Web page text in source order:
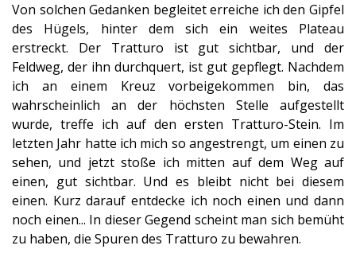
Von solchen Gedanken begleitet erreiche ich den Gipfel
des Hügels, hinter dem sich ein weites Plateau
erstreckt. Der Tratturo ist gut sichtbar, und der
Feldweg, der ihn durchquert, ist gut gepflegt. Nachdem
ich an einem Kreuz vorbeigekommen bin, das
wahrscheinlich an der höchsten Stelle aufgestellt
wurde, treffe ich auf den ersten Tratturo-Stein. Im
letzten Jahr hatte ich mich so angestrengt, um einen zu
sehen, und jetzt stoße ich mitten auf dem Weg auf
einen, gut sichtbar. Und es bleibt nicht bei diesem
einen. Kurz darauf entdecke ich noch einen und dann
noch einen... In dieser Gegend scheint man sich bemüht
zu haben, die Spuren des Tratturo zu bewahren.